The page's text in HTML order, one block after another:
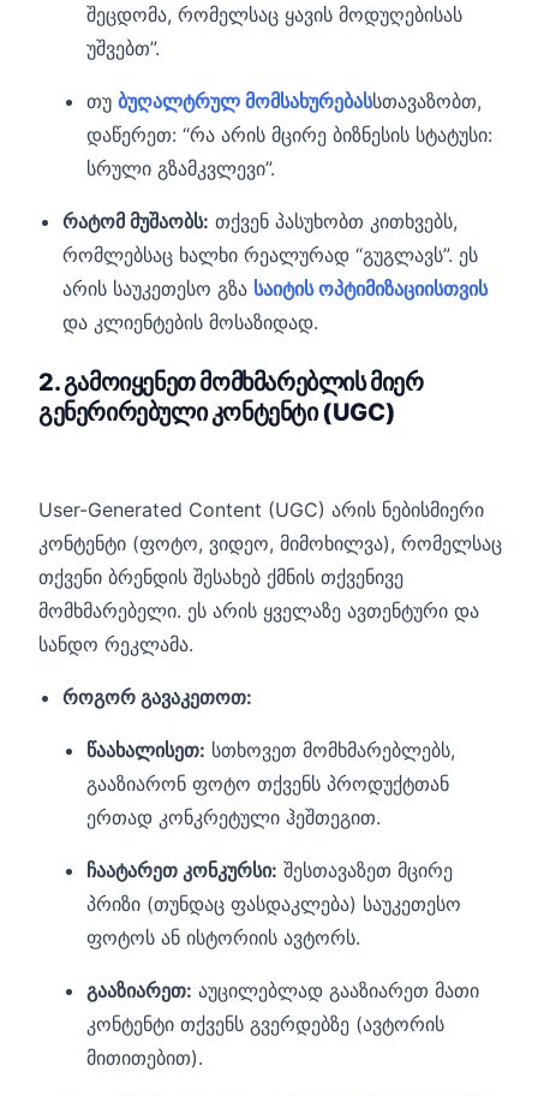
შეცდომა, რომელსაც ყავის მოდუღებისას
უშვებთ”.
თუ ბუღალტრულ მომსახურებასსთავაზობთ,
დაწერეთ: “რა არის მცირე ბიზნესის სტატუსი:
სრული გზამკვლევი”.
რატომ მუშაობს: თქვენ პასუხობთ კითხვებს,
რომლებსაც ხალხი რეალურად “გუგლავს”. ეს
არის საუკეთესო გზა საიტის ოპტიმიზაციისთვის
და კლიენტების მოსაზიდად.
2. გამოიყენეთ მომხმარებლის მიერ
გენერირებული კონტენტი (UGC)
User-Generated Content (UGC) არის ნებისმიერი
კონტენტი (ფოტო, ვიდეო, მიმოხილვა), რომელსაც
თქვენი ბრენდის შესახებ ქმნის თქვენივე
მომხმარებელი. ეს არის ყველაზე ავთენტური და
სანდო რეკლამა.
როგორ გავაკეთოთ:
წაახალისეთ: სთხოვეთ მომხმარებლებს,
გააზიარონ ფოტო თქვენს პროდუქტთან
ერთად კონკრეტული ჰეშთეგით.
ჩაატარეთ კონკურსი: შესთავაზეთ მცირე
პრიზი (თუნდაც ფასდაკლება) საუკეთესო
ფოტოს ან ისტორიის ავტორს.
გააზიარეთ: აუცილებლად გააზიარეთ მათი
კონტენტი თქვენს გვერდებზე (ავტორის
მითითებით).